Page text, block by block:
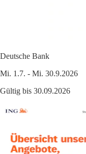
Deutsche Bank
Mi. 1.7. - Mi. 30.9.2026
Gültig bis 30.09.2026